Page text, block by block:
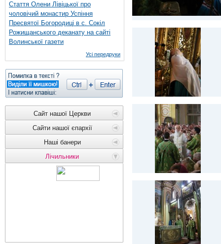
Стаття Олени Лівіцької про
чоловічий монастир Успіння
Пресвятої Богородиці в с. Сокіл
Рожищанського деканату на сайті
Волинської газети
Усі передруки
Сайт нашої Церкви
Сайти нашої єпархії
Наші банери
Лічильники